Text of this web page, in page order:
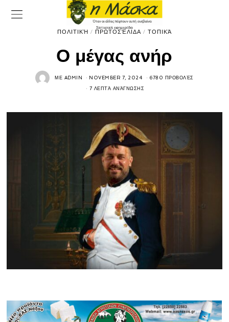
ΠΟΛΙΤΙΚΉ / ΠΡΩΤΟΣΈΛΙΔΑ / ΤΟΠΙΚΆ
Ο μέγας ανήρ
ΜΕ ADMIN NOVEMBER 7, 2024 6780 ΠΡΟΒΟΛΈΣ
7 ΛΕΠΤΆ ΑΝΆΓΝΩΣΗΣ